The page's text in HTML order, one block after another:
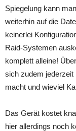
Spiegelung kann
weiterhin auf die
keinerlei
Raid-Systemen
komplett alleine!
sich zudem jederzeit
macht und wieviel
Das Gerät kostet
hier allerdings noch